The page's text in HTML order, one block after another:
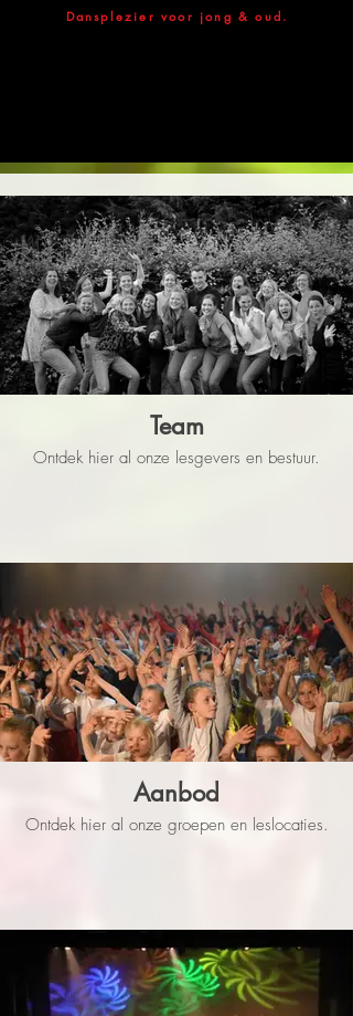
Dansplezier voor jong & oud.
Team
Ontdek hier al onze lesgevers en bestuur.
Aanbod
Ontdek hier al onze groepen en leslocaties.